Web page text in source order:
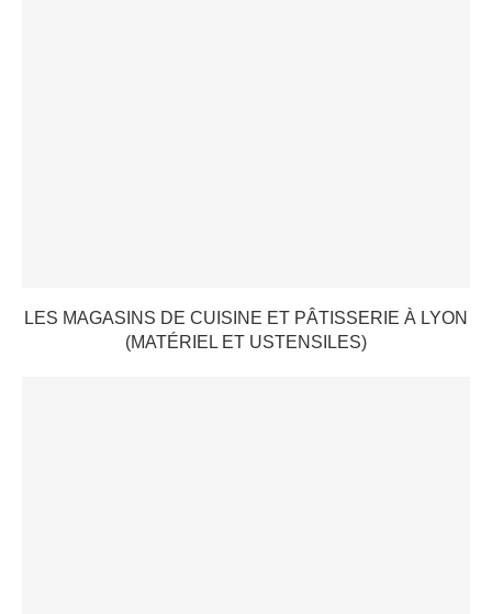
LES MAGASINS DE CUISINE ET PÂTISSERIE À LYON
(MATÉRIEL ET USTENSILES)